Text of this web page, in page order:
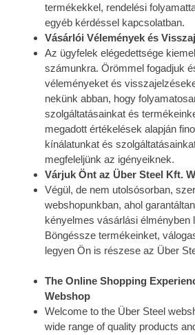
termékekkel, rendelési
egyéb kérdéssel kapcsolatban.
Vásárlói Vélemények és
Az ügyfelek elégedettsége
számunkra. Örömmel fogadjuk
véleményeket és
nekünk abban, hogy
szolgáltatásainkat és
megadott értékelések alapján
kínálatunkat és
megfeleljünk az igényeiknek.
Várjuk Önt az Über Steel Kft.
Végül, de nem utolsósorban,
webshopunkban, ahol
kényelmes vásárlási élményben
Böngéssze termékeinket,
legyen Ön is részese az Über
The Online Shopping
Webshop
Welcome to the Über Steel
wide range of quality products